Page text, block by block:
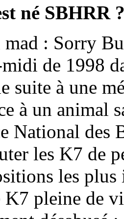
né SBHRR
: Sorry
de 1998
suite à une
à un animal
National des
les K7 de
les
K7 pleine de